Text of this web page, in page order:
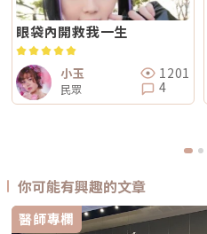
眼袋內開救我一生
小玉
民眾
1201
4
你可能有興趣的文章
醫師專欄